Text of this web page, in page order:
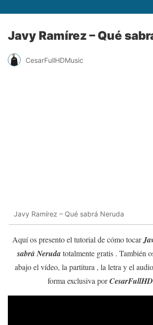
Javy Ramírez – Qué
CesarFullHDMusic
Javy Ramírez – Qué sabrá Neruda
Aquí os presento el tutorial de cómo tocar
sabrá Nerudatotalmente gratis . También
abajo el vídeo, la partitura , la letra y el
forma exclusiva por